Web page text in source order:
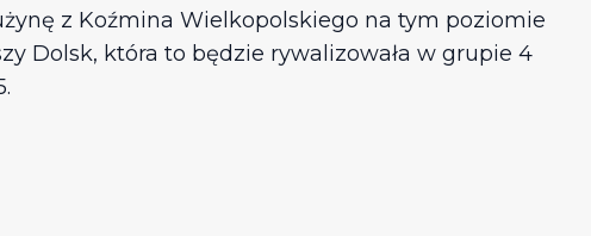
z Koźmina Wielkopolskiego na tym poziomie
Dolsk, która to będzie rywalizowała w grupie 4